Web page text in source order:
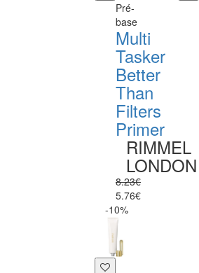
Pré-
base
Multi
Tasker
Better
Than
Filters
Primer
RIMMEL
LONDON
8.23€
5.76€
-10%